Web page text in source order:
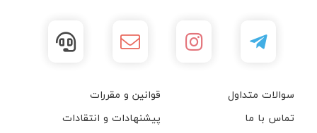
سوالات متداول
قوانین و مقررات
تماس با ما
پیشنهادات و انتقادات